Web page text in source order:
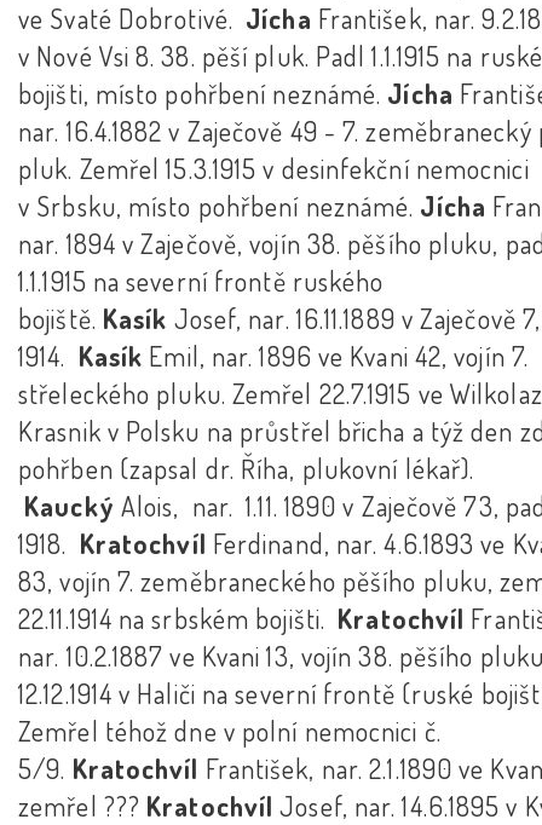
ve Svaté Dobrotivé. Jícha František, nar.
v Nové Vsi 8. 38. pěší pluk. Padl 1.1.1915 na
bojišti, místo pohřbení neznámé. Jícha
nar. 16.4.1882 v Zaječově 49 - 7. zeměbranecký
pluk. Zemřel 15.3.1915 v desinfekční nemocnici
v Srbsku, místo pohřbení neznámé. Jícha
nar. 1894 v Zaječově, vojín 38. pěšího pluku,
1.1.1915 na severní frontě ruského
bojiště. Kasík Josef, nar. 16.11.1889 v Zaječově
1914. Kasík Emil, nar. 1896 ve Kvani 42, vojín 7.
střeleckého pluku. Zemřel 22.7.1915 ve
Krasnik v Polsku na průstřel břicha a týž den
pohřben (zapsal dr. Říha, plukovní lékař).
Kaucký Alois, nar. 1.11. 1890 v Zaječově 73,
1918. Kratochvíl Ferdinand, nar. 4.6.1893 ve
83, vojín 7. zeměbraneckého pěšího pluku,
22.11.1914 na srbském bojišti. Kratochvíl
nar. 10.2.1887 ve Kvani 13, vojín 38. pěšího
12.12.1914 v Haliči na severní frontě (ruské
Zemřel téhož dne v polní nemocnici č.
5/9. Kratochvíl František, nar. 2.1.1890 ve
zemřel ??? Kratochvíl Josef, nar. 14.6.1895 v